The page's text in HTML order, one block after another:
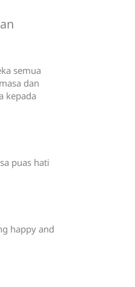
semua
dan
kepada
puas hati
happy and